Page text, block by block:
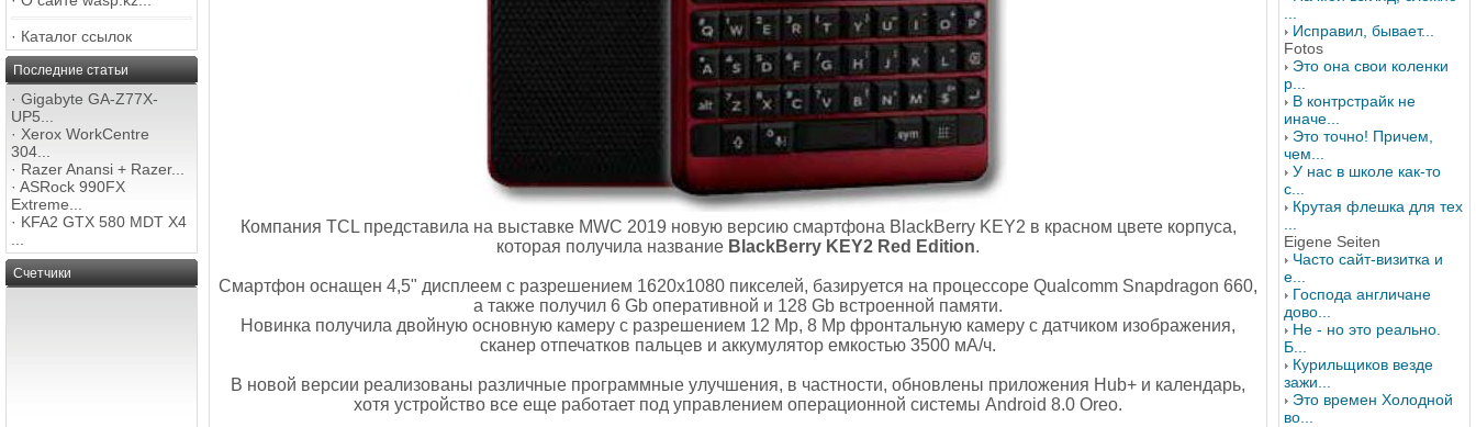
· Каталог ссылок
Последние статьи
· Gigabyte GA-Z77X-
UP5...
· Xerox WorkCentre
304...
· Razer Anansi + Razer...
· ASRock 990FX
Extreme...
· KFA2 GTX 580 MDT X4
Счетчики
Компания TCL представила на выставке MWC 2019 новую версию смартфона BlackBerry KEY2 в красном цвете корпуса,
которая получила название BlackBerry KEY2 Red Edition.
Смартфон оснащен 4,5" дисплеем с разрешением 1620x1080 пикселей, базируется на процессоре Qualcomm Snapdragon 660,
а также получил 6 Gb оперативной и 128 Gb встроенной памяти.
Новинка получила двойную основную камеру с разрешением 12 Мр, 8 Мр фронтальную камеру с датчиком изображения,
сканер отпечатков пальцев и аккумулятор емкостью 3500 мА/ч.
В новой версии реализованы различные программные улучшения, в частности, обновлены приложения Hub+ и календарь,
хотя устройство все еще работает под управлением операционной системы Android 8.0 Oreo.
Исправил, бывает...
Fotos
Это она свои коленки
р...
В контрстрайк не
иначе...
Это точно! Причем,
чем...
У нас в школе как-то
с...
Крутая флешка для тех
Eigene Seiten
Часто сайт-визитка и
е...
Господа англичане
дово...
Не - но это реально.
Б...
Курильщиков везде
зажи...
Это времен Холодной
во...